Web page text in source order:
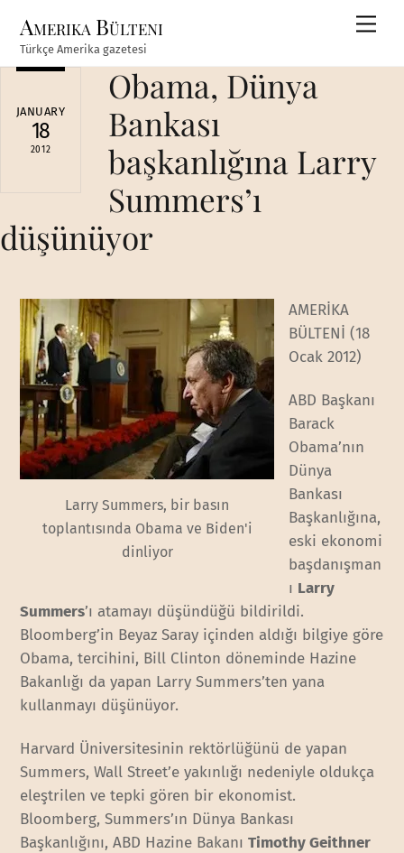
content
Amerika Bülteni
Türkçe Amerika gazetesi
JANUARY
18
2012
Obama, Dünya
Bankası
başkanlığına Larry
Summers’ı
düşünüyor
Larry Summers, bir basın
toplantısında Obama ve Biden'i
dinliyor
AMERİKA
BÜLTENİ (18
Ocak 2012)
ABD Başkanı
Barack
Obama’nın
Dünya
Bankası
Başkanlığına,
eski ekonomi
başdanışman
ı Larry
Summers’ı atamayı düşündüğü bildirildi.
Bloomberg’in Beyaz Saray içinden aldığı bilgiye göre
Obama, tercihini, Bill Clinton döneminde Hazine
Bakanlığı da yapan Larry Summers’ten yana
kullanmayı düşünüyor.
Harvard Üniversitesinin rektörlüğünü de yapan
Summers, Wall Street’e yakınlığı nedeniyle oldukça
eleştrilen ve tepki gören bir ekonomist.
Bloomberg, Summers’ın Dünya Bankası
Başkanlığını, ABD Hazine BakanıTimothy Geithner